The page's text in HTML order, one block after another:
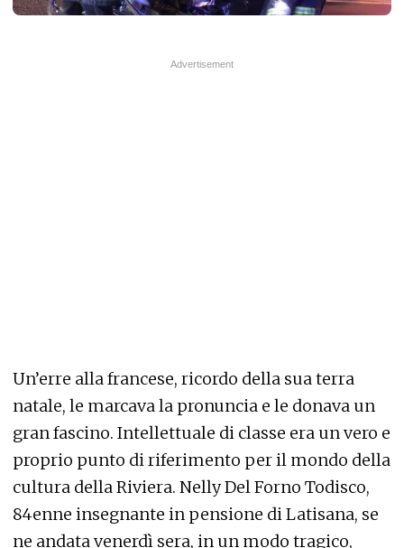
Un’erre alla francese, ricordo della sua terra
natale, le marcava la pronuncia e le donava un
gran fascino. Intellettuale di classe era un vero e
proprio punto di riferimento per il mondo della
cultura della Riviera. Nelly Del Forno Todisco,
84enne insegnante in pensione di Latisana, se
ne andata venerdì sera, in un modo tragico,